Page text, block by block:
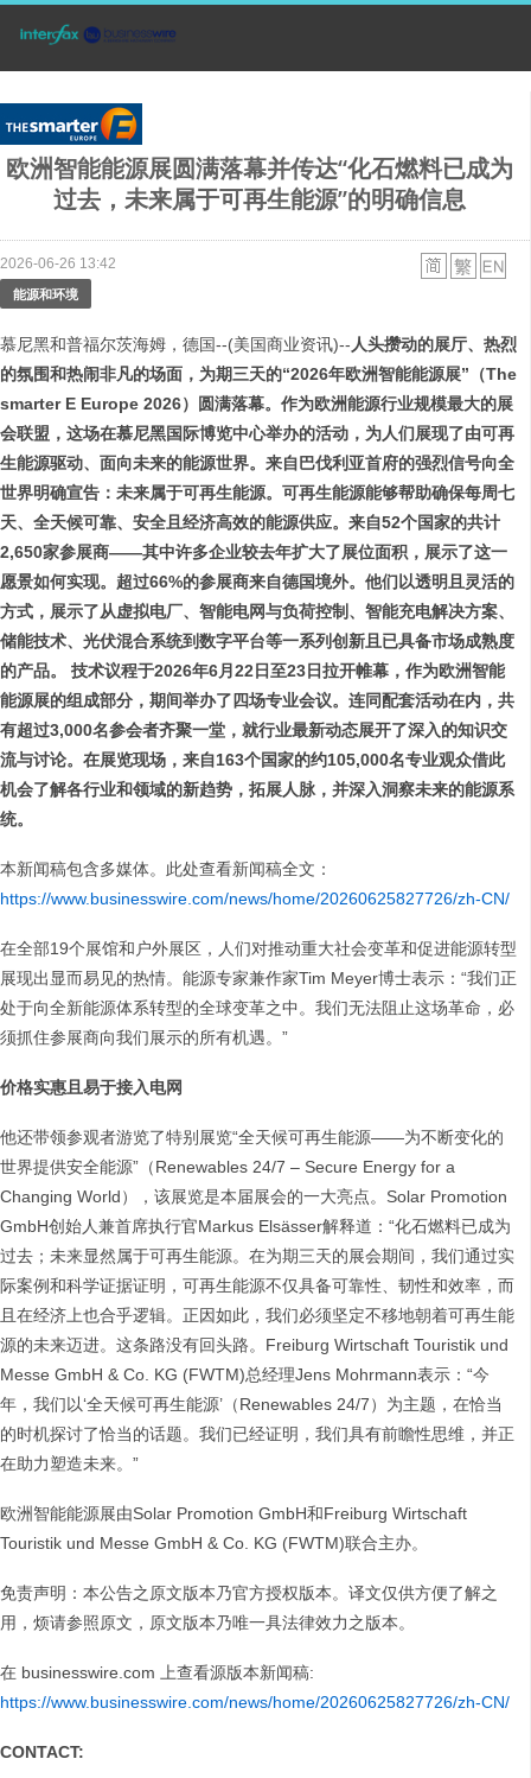
欧洲智能能源展圆满落幕并传达“化石燃料已成为
过去，未来属于可再生能源”的明确信息
2026-06-26 13:42
能源和环境
慕尼黑和普福尔茨海姆，德国--(美国商业资讯)--人头攒动的展厅、热烈
的氛围和热闹非凡的场面，为期三天的“2026年欧洲智能能源展”（The
smarter E Europe 2026）圆满落幕。作为欧洲能源行业规模最大的展
会联盟，这场在慕尼黑国际博览中心举办的活动，为人们展现了由可再
生能源驱动、面向未来的能源世界。来自巴伐利亚首府的强烈信号向全
世界明确宣告：未来属于可再生能源。可再生能源能够帮助确保每周七
天、全天候可靠、安全且经济高效的能源供应。来自52个国家的共计
2,650家参展商——其中许多企业较去年扩大了展位面积，展示了这一
愿景如何实现。超过66%的参展商来自德国境外。他们以透明且灵活的
方式，展示了从虚拟电厂、智能电网与负荷控制、智能充电解决方案、
储能技术、光伏混合系统到数字平台等一系列创新且已具备市场成熟度
的产品。
技术议程于2026年6月22日至23日拉开帷幕，作为欧洲智能
能源展的组成部分，期间举办了四场专业会议。连同配套活动在内，共
有超过3,000名参会者齐聚一堂，就行业最新动态展开了深入的知识交
流与讨论。在展览现场，来自163个国家的约105,000名专业观众借此
机会了解各行业和领域的新趋势，拓展人脉，并深入洞察未来的能源系
统。
本新闻稿包含多媒体。此处查看新闻稿全文：
https://www.businesswire.com/news/home/20260625827726/zh-CN/
在全部19个展馆和户外展区，人们对推动重大社会变革和促进能源转型
展现出显而易见的热情。能源专家兼作家Tim Meyer博士表示：“我们正
处于向全新能源体系转型的全球变革之中。我们无法阻止这场革命，必
须抓住参展商向我们展示的所有机遇。”
价格实惠且易于接入电网
他还带领参观者游览了特别展览“全天候可再生能源——为不断变化的
世界提供安全能源”（Renewables 24/7 – Secure Energy for a
Changing World），该展览是本届展会的一大亮点。Solar Promotion
GmbH创始人兼首席执行官Markus Elsässer解释道：“化石燃料已成为
过去；未来显然属于可再生能源。在为期三天的展会期间，我们通过实
际案例和科学证据证明，可再生能源不仅具备可靠性、韧性和效率，而
且在经济上也合乎逻辑。正因如此，我们必须坚定不移地朝着可再生能
源的未来迈进。这条路没有回头路。Freiburg Wirtschaft Touristik und
Messe GmbH & Co. KG (FWTM)总经理Jens Mohrmann表示：“今
年，我们以‘全天候可再生能源’（Renewables 24/7）为主题，在恰当
的时机探讨了恰当的话题。我们已经证明，我们具有前瞻性思维，并正
在助力塑造未来。”
欧洲智能能源展由Solar Promotion GmbH和Freiburg Wirtschaft
Touristik und Messe GmbH & Co. KG (FWTM)联合主办。
免责声明：本公告之原文版本乃官方授权版本。译文仅供方便了解之
用，烦请参照原文，原文版本乃唯一具法律效力之版本。
在 businesswire.com 上查看源版本新闻稿:
https://www.businesswire.com/news/home/20260625827726/zh-CN/
CONTACT: